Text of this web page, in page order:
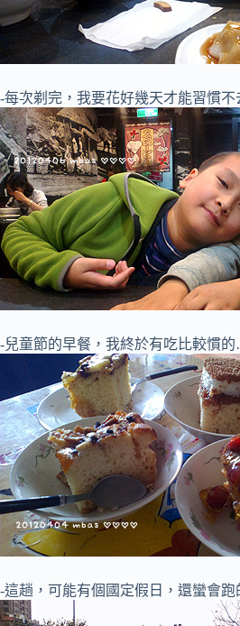
-每次剃完，我要花好幾天才能習慣不
-兒童節的早餐，我終於有吃比較慣
-這趟，可能有個國定假日，還蠻會跑